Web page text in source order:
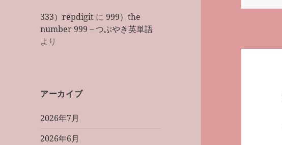
333）repdigit に999）the
number 999 – つぶやき英単語
より
アーカイブ
2026年7月
2026年6月